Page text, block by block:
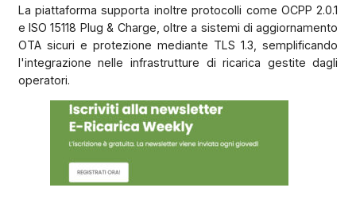
La piattaforma supporta inoltre protocolli come OCPP 2.0.1
e ISO 15118 Plug & Charge, oltre a sistemi di aggiornamento
OTA sicuri e protezione mediante TLS 1.3, semplificando
l'integrazione nelle infrastrutture di ricarica gestite dagli
operatori.